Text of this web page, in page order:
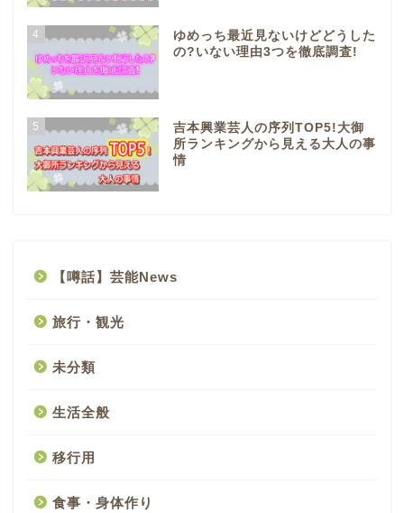
4
ゆめっち最近見ないけどどうした
の?いない理由3つを徹底調査!
5
吉本興業芸人の序列TOP5!大御
所ランキングから見える大人の事
情
【噂話】芸能News
旅行・観光
未分類
生活全般
移行用
食事・身体作り